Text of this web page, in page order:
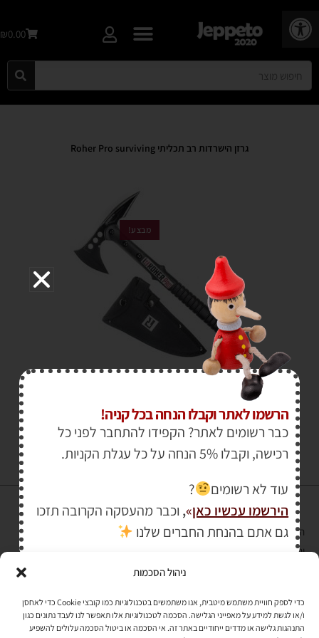
פתח סרגל נגישות
ניהול הסכמות
כדי לספק חוויית משתמש מיטבית, אנו משתמשים בטכנולוגיות כמו קובצי Cookie כדי לאחסן
ו/או לגשת למידע על מאפייני הגלישה. הסכמה לטכנולוגיות אלו תאפשר לנו לעבד נתונים כגון
התנהגות גלישה או מדדים ייחודיים באתר זה. אי הסכמה או ביטול הסכמה עלולים להשפיע
₪0.00
גרזן הישרדות רב תכליתי Roher Pro surviving
מבצע!
והעומד בתקן אבטחה PCI DSS Level-1
לתקנון האתר»
הרשמו לאתר וקבלו הנחה בכל קניה!
כבר רשומים לאתר? הקפידו להתחבר לפני כל
רכישה, וקבלו 5% הנחה על כל עגלת הקניות.
עוד לא רשומים
?
הירשמו עכשיו כאן»
, וכבר מהעסקה הקרובה תזכו
גם אתם בהנחת החברים שלנו